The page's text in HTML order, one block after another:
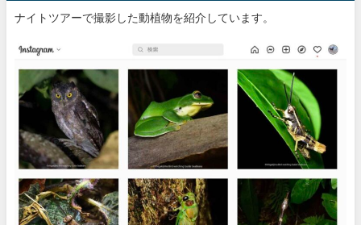
ナイトツアーで撮影した動植物を紹介しています。